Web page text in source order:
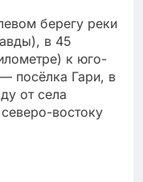
берегу реки
в 45
к юго-
посёлка Гари, в
от села
востоку